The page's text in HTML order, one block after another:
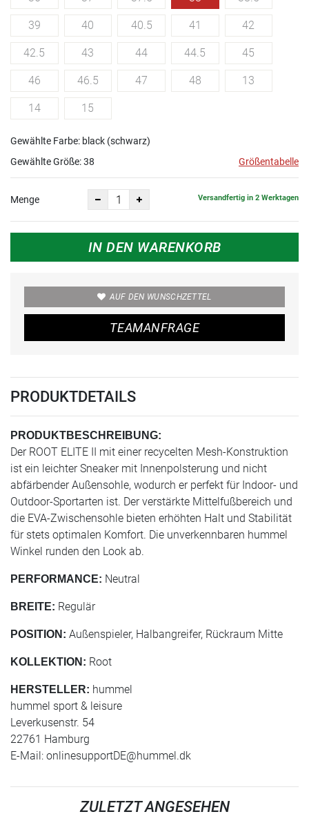
39 40 40.5 41 42
42.5 43 44 44.5 45
46 46.5 47 48 13
14 15
Gewählte Farbe: black (schwarz)
Gewählte Größe:38 Größentabelle
Menge Versandfertig in 2 Werktagen
IN DEN WARENKORB
AUF DEN WUNSCHZETTEL
TEAMANFRAGE
PRODUKTDETAILS
PRODUKTBESCHREIBUNG:
Der ROOT ELITE II mit einer recycelten Mesh-Konstruktion
ist ein leichter Sneaker mit Innenpolsterung und nicht
abfärbender Außensohle, wodurch er perfekt für Indoor- und
Outdoor-Sportarten ist. Der verstärkte Mittelfußbereich und
die EVA-Zwischensohle bieten erhöhten Halt und Stabilität
für stets optimalen Komfort. Die unverkennbaren hummel
Winkel runden den Look ab.
PERFORMANCE: Neutral
BREITE: Regulär
POSITION: Außenspieler, Halbangreifer, Rückraum Mitte
KOLLEKTION: Root
HERSTELLER: hummel
hummel sport & leisure
Leverkusenstr. 54
22761 Hamburg
E-Mail: onlinesupportDE@hummel.dk
ZULETZT ANGESEHEN